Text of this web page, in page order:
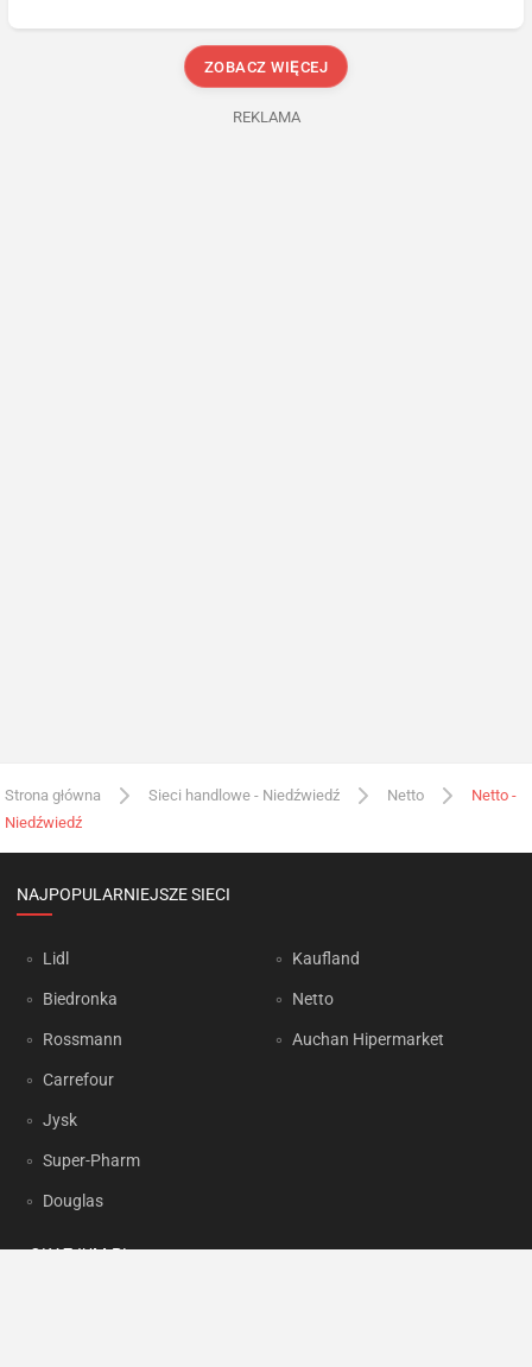
ZOBACZ WIĘCEJ
REKLAMA
Strona główna Sieci handlowe - Niedźwiedź Netto
Netto -
Niedźwiedź
NAJPOPULARNIEJSZE SIECI
Lidl
Biedronka
Rossmann
Carrefour
Jysk
Super-Pharm
Douglas
Kaufland
Netto
Auchan Hipermarket
OKAZJUM.PL